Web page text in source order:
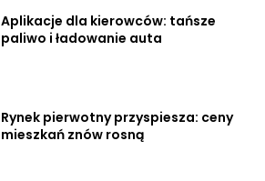
Aplikacje dla kierowców: tańsze
paliwo i ładowanie auta
Rynek pierwotny przyspiesza: ceny
mieszkań znów rosną